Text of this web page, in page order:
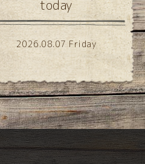
today
2026.08.07 Friday